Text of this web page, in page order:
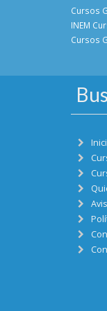
Cursos
INEM
Cursos